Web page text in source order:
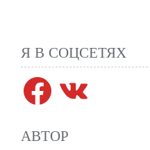
Я В СОЦСЕТЯХ
Facebook
АВТОР